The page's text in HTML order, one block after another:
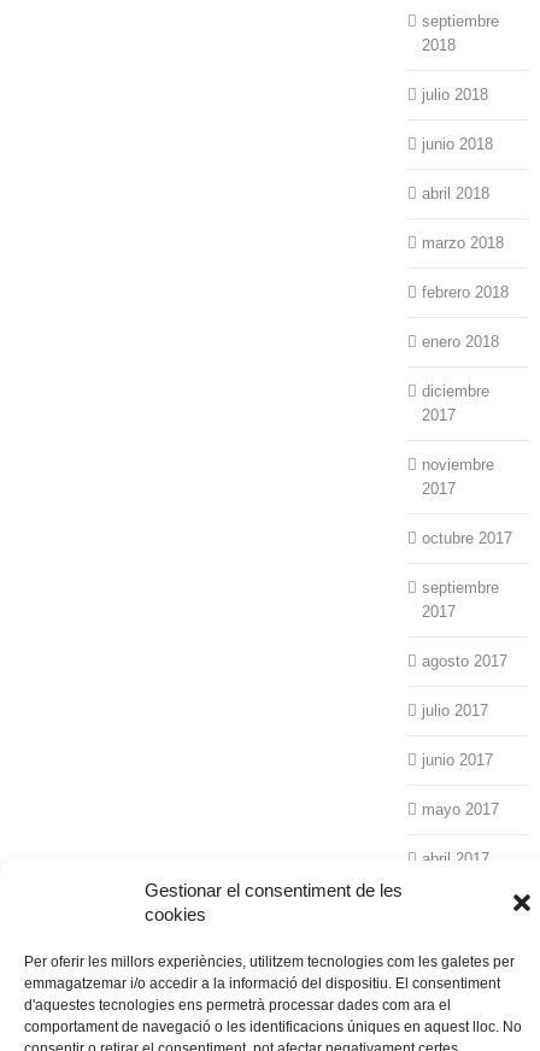
Gestionar el consentiment de les
cookies
Per oferir les millors experiències, utilitzem tecnologies com les galetes per
emmagatzemar i/o accedir a la informació del dispositiu. El consentiment
d'aquestes tecnologies ens permetrà processar dades com ara el
comportament de navegació o les identificacions úniques en aquest lloc. No
septiembre
2018
julio 2018
junio 2018
abril 2018
marzo 2018
febrero 2018
enero 2018
diciembre
2017
noviembre
2017
octubre 2017
septiembre
2017
agosto 2017
julio 2017
junio 2017
mayo 2017
abril 2017
febrero 2017
enero 2017